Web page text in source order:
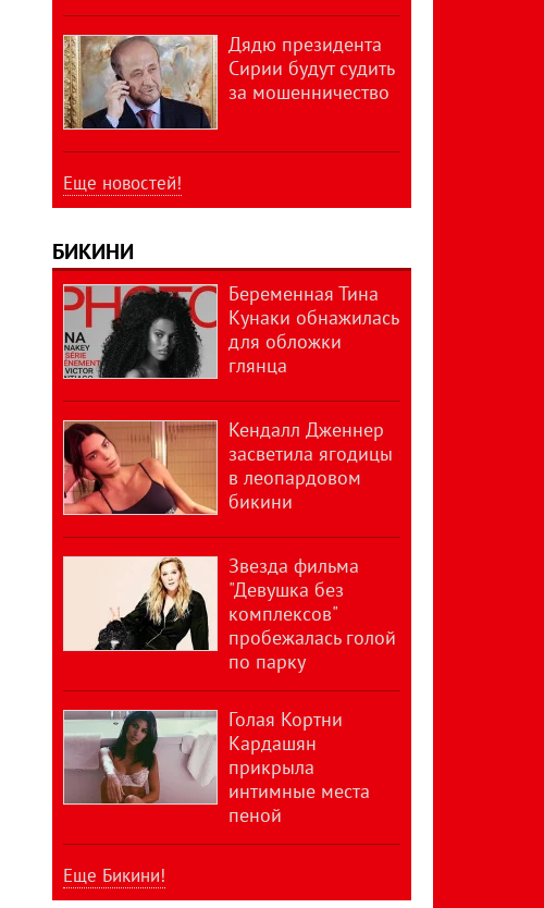
Дядю президента
Сирии будут судить
за мошенничество
Еще новостей!
БИКИНИ
Беременная Тина
Кунаки обнажилась
для обложки
глянца
Кендалл Дженнер
засветила ягодицы
в леопардовом
бикини
Звезда фильма
"Девушка без
комплексов"
пробежалась голой
по парку
Голая Кортни
Кардашян
прикрыла
интимные места
пеной
Еще Бикини!